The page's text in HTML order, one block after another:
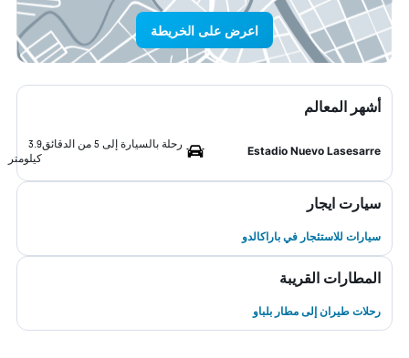
اعرض على الخريطة
أشهر المعالم
Estadio Nuevo Lasesarre
رحلة بالسيارة إلى 5 من الدقائق
3.9
كيلومتر
سيارت ايجار
سيارات للاستئجار في باراكالدو
المطارات القريبة
رحلات طيران إلى مطار بلباو